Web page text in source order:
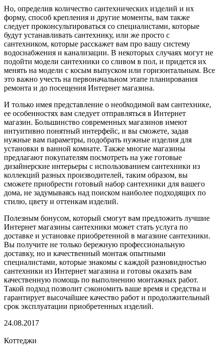
Но, определив количество сантехнических изделий и их
форму, способ крепления и другие моменты, вам также
следует проконсультироваться со специалистами, которые
будут устанавливать сантехнику, или же просто с
сантехником, которые расскажет вам про вашу систему
водоснабжения и канализации. В некоторых случаях могут не
подойти модели сантехники со сливом в пол, и придется их
менять на модели с косым выпуском или горизонтальным. Все
это важно учесть на первоначальном этапе планирования
ремонта и до посещения Интернет магазина.
И только имея представление о необходимой вам сантехнике,
ее особенностях вам следует отправляться в Интернет
магазин. Большинство современных магазинов имеют
интуитивно понятный интерфейс, и вы сможете, задав
нужные вам параметры, подобрать нужные изделия для
установки в ванной комнате. Также многие магазины
предлагают покупателям посмотреть на уже готовые
дизайнерские интерьеры с использованием сантехники из
коллекций разных производителей, таким образом, вы
сможете приобрести готовый набор сантехники для вашего
дома, не задумываясь над поиском наиболее подходящих по
стилю, цвету и оттенкам изделий.
Полезным бонусом, который смогут вам предложить лучшие
Интернет магазины сантехники может стать услуга по
доставке и установке приобретенной в магазине сантехники.
Вы получите не только бережную профессиональную
доставку, но и качественный монтаж опытными
специалистами, которые знакомы с каждой разновидностью
сантехники из Интернет магазина и готовы оказать вам
качественную помощь по выполнению монтажных работ.
Такой подход позволит сэкономить ваше время и средства и
гарантирует высочайшее качество работ и продолжительный
срок эксплуатации приобретенных изделий.
24.08.2017
Коттеджи